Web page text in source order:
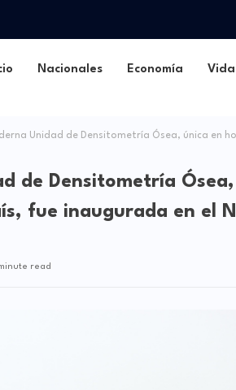
Nacionales Economía Vida
Unidad de Densitometría Ósea, única en
de Densitometría
fue inaugurada en el
read